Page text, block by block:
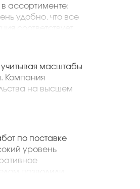
ассортименте:
удобно, что все
контролирующих
учитывая масштабы
Компания
на высшем
по поставке
уровень
и